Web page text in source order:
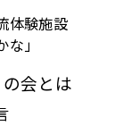
体験施設
な」
会とは